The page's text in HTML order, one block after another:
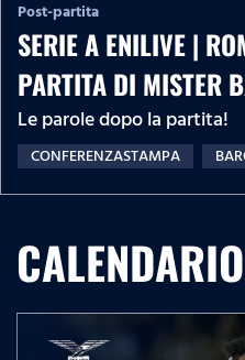
Post-partita
SERIE A ENILIVE |
PARTITA DI MISTER
Le parole dopo la partita!
CONFERENZASTAMPA
CALENDARIO